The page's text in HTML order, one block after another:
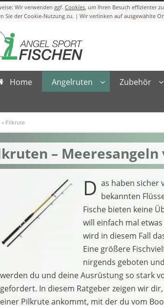
Cookies
Home Angelruten Zubehör
» Pilkrute
– Meeresangeln
D as haben sicher
bekannten
Fische bieten keine
will einfach mal
wird in diesem Fall
Eine größere
nirgends geboten
werden du und deine Ausrüstung so stark
gefordert. In diesem Ratgeber zeigen wir
einer Pilkrute ankommt, mit der du vom